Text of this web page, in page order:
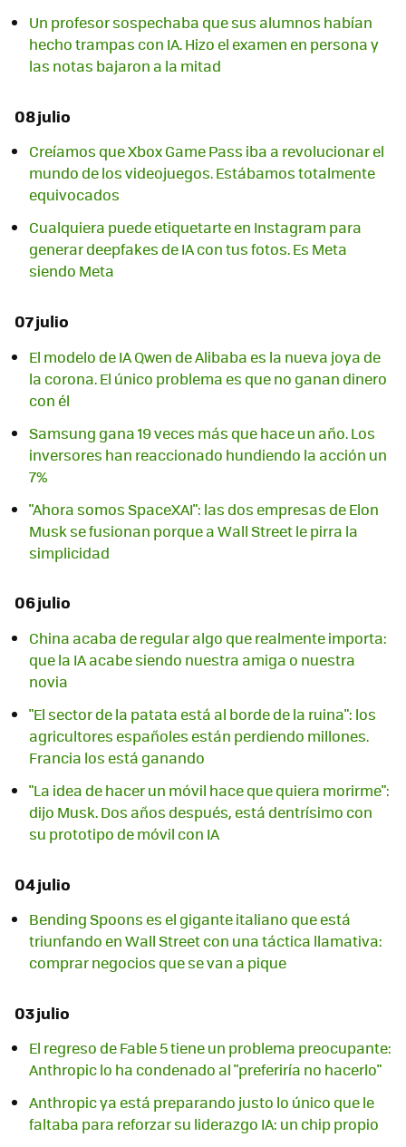
Un profesor sospechaba que sus alumnos habían
hecho trampas con IA. Hizo el examen en persona y
las notas bajaron a la mitad
08 julio
Creíamos que Xbox Game Pass iba a revolucionar el
mundo de los videojuegos. Estábamos totalmente
equivocados
Cualquiera puede etiquetarte en Instagram para
generar deepfakes de IA con tus fotos. Es Meta
siendo Meta
07 julio
El modelo de IA Qwen de Alibaba es la nueva joya de
la corona. El único problema es que no ganan dinero
con él
Samsung gana 19 veces más que hace un año. Los
inversores han reaccionado hundiendo la acción un
7%
"Ahora somos SpaceXAI": las dos empresas de Elon
Musk se fusionan porque a Wall Street le pirra la
simplicidad
06 julio
China acaba de regular algo que realmente importa:
que la IA acabe siendo nuestra amiga o nuestra
novia
"El sector de la patata está al borde de la ruina": los
agricultores españoles están perdiendo millones.
Francia los está ganando
"La idea de hacer un móvil hace que quiera morirme":
dijo Musk. Dos años después, está dentrísimo con
su prototipo de móvil con IA
04 julio
Bending Spoons es el gigante italiano que está
triunfando en Wall Street con una táctica llamativa:
comprar negocios que se van a pique
03 julio
El regreso de Fable 5 tiene un problema preocupante:
Anthropic lo ha condenado al "preferiría no hacerlo"
Anthropic ya está preparando justo lo único que le
faltaba para reforzar su liderazgo IA: un chip propio